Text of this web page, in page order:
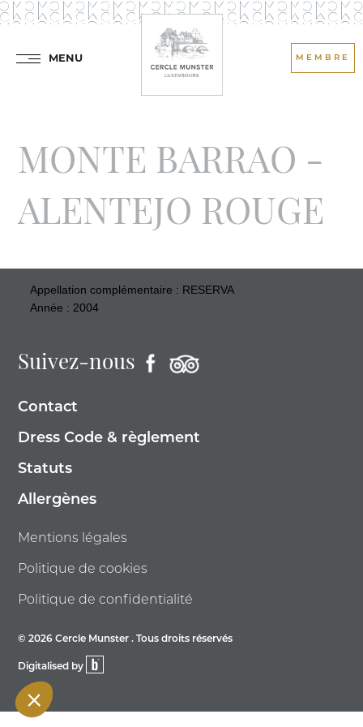
MENU MEMBRE
MONTE BARRAO -
ALENTEJO ROUGE
Appellation complémentaire : RESERVA
Année : 2004
Suivez-nous
Contact
Dress Code & règlement
Statuts
Allergènes
Mentions légales
Politique de cookies
Politique de confidentialité
© 2026 Cercle Munster . Tous droits réservés
Digitalised by